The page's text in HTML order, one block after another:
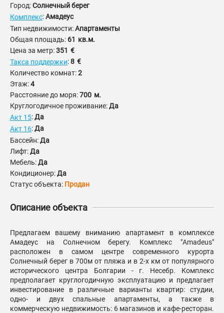
Город:Солнечный берег
Комплекс:Амадеус
Тип недвижимости:Апартаменты
Общая площадь: 61 кв.м.
Цена за метр:351 €
Такса поддержки:8 €
Количество комнат:2
Этаж:4
Расстояние до моря:700 м.
Круглогодичное проживание:Да
Акт 15:Да
Акт 16:Да
Бассейн:Да
Лифт:Да
Мебель:Да
Кондиционер:Да
Статус объекта: Продан
Описание объекта
Предлагаем вашему вниманию апартамент в комплексе
Амадеус на Солнечном берегу. Комплекс "Amadeus"
расположен в самом центре современного курорта
Солнечный берег в 700м от пляжа и в 2-х км от популярного
исторического центра Болгарии - г. Несебр. Комплекс
предполагает круглогодичную эксплуатацию и предлагает
инвестирование в различные варианты квартир: студии,
одно- и двух спальные апартаменты, а также в
коммерческую недвижимость: 6 магазинов и кафе-ресторан.